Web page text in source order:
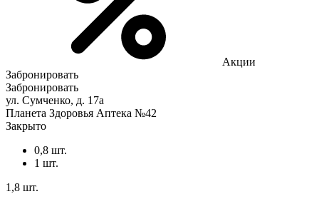
Акции
Забронировать
Забронировать
ул. Сумченко, д. 17а
Планета Здоровья Аптека №42
Закрыто
0,8 шт.
1 шт.
1,8 шт.